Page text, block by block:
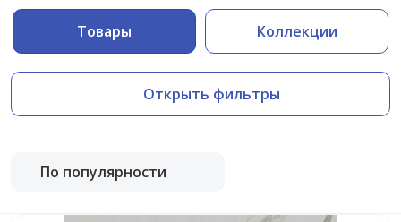
Товары Коллекции
Открыть фильтры
По популярности